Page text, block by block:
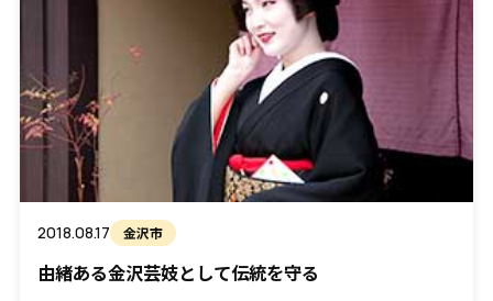
2018.08.17 金沢市
由緒ある金沢芸妓として伝統を守る